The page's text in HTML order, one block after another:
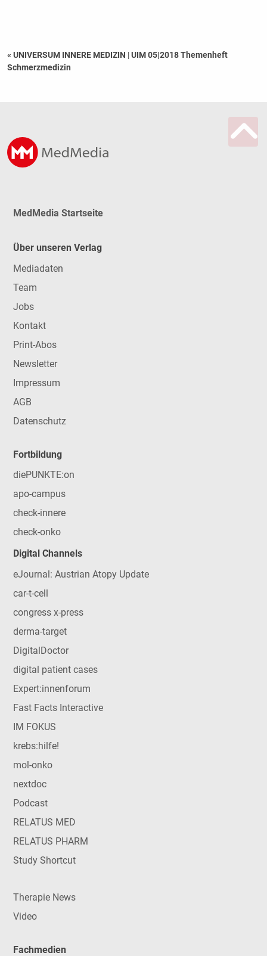
« UNIVERSUM INNERE MEDIZIN |UIM 05|2018 Themenheft
Schmerzmedizin
MedMedia Startseite
Über unseren Verlag
Mediadaten
Team
Jobs
Kontakt
Print-Abos
Newsletter
Impressum
AGB
Datenschutz
Fortbildung
diePUNKTE:on
apo-campus
check-innere
check-onko
Digital Channels
eJournal: Austrian Atopy Update
car-t-cell
congress x-press
derma-target
DigitalDoctor
digital patient cases
Expert:innenforum
Fast Facts Interactive
IM FOKUS
krebs:hilfe!
mol-onko
nextdoc
Podcast
RELATUS MED
RELATUS PHARM
Study Shortcut
Therapie News
Video
Fachmedien